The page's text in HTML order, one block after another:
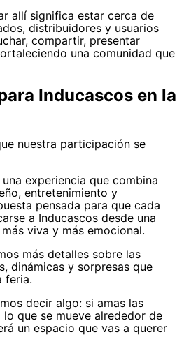
allí significa estar cerca de
distribuidores y usuarios
compartir, presentar
una comunidad que
Inducascos en la
nuestra participación se
experiencia que combina
entretenimiento y
pensada para que cada
a Inducascos desde una
viva y más emocional.
más detalles sobre las
dinámicas y sorpresas que
feria.
decir algo: si amas las
que se mueve alrededor de
un espacio que vas a querer